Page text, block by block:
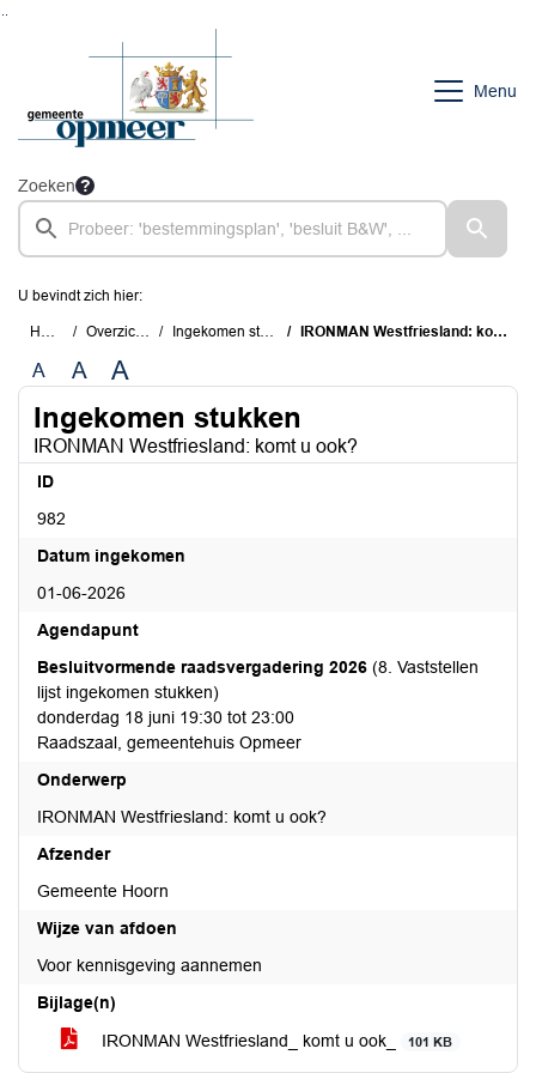
Ga naar de inhoud van deze pagina
Menu
Zoeken
U bevindt zich hier:
Home Overzichten Ingekomen stukken IRONMAN Westfriesland: komt u ook?
A A A
Ingekomen stukken
IRONMAN Westfriesland: komt u ook?
ID
982
Datum ingekomen
01-06-2026
Agendapunt
Besluitvormende raadsvergadering 2026 (8. Vaststellen
lijst ingekomen stukken)
donderdag 18 juni 19:30 tot 23:00
Raadszaal, gemeentehuis Opmeer
Onderwerp
IRONMAN Westfriesland: komt u ook?
Afzender
Gemeente Hoorn
Wijze van afdoen
Voor kennisgeving aannemen
Bijlage(n)
IRONMAN Westfriesland_ komt u ook_
101 KB